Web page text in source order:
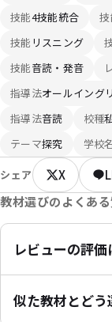
技能4技能統合
技能 リスニング
技能音読・発音
指導法オールイング
指導法音読 校種
テーマ探究 学校
シェア X
教材選びのよくあ
レビューの評
似た教材とどう